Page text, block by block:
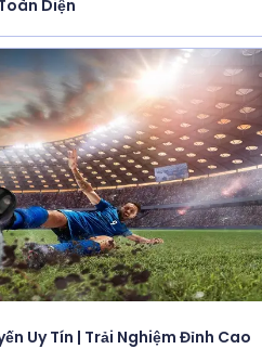
Diện
Uy Tín | Trải Nghiệm Đỉnh Cao